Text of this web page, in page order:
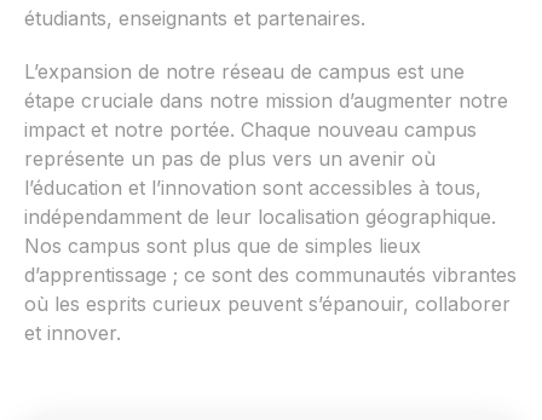
étudiants, enseignants et partenaires.
L’expansion de notre réseau de campus est une
étape cruciale dans notre mission d’augmenter notre
impact et notre portée. Chaque nouveau campus
représente un pas de plus vers un avenir où
l’éducation et l’innovation sont accessibles à tous,
indépendamment de leur localisation géographique.
Nos campus sont plus que de simples lieux
d’apprentissage ; ce sont des communautés vibrantes
où les esprits curieux peuvent s’épanouir, collaborer
et innover.